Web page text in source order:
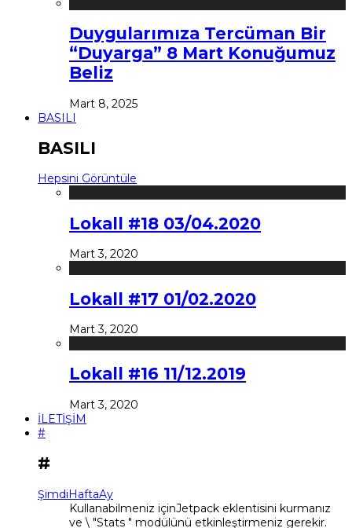
Duygularımıza Tercüman Bir
“Duyarga” 8 Mart Konuğumuz
Beliz
Mart 8, 2025
BASILI
BASILI
Hepsini Görüntüle
Lokall #18 03/04.2020
Mart 3, 2020
Lokall #17 01/02.2020
Mart 3, 2020
Lokall #16 11/12.2019
Mart 3, 2020
İLETİŞİM
#
#
ŞimdiHaftaAy
Kullanabilmeniz içinJetpack eklentisini kurmanız
ve \ "Stats " modülünü etkinleştirmeniz gerekir.